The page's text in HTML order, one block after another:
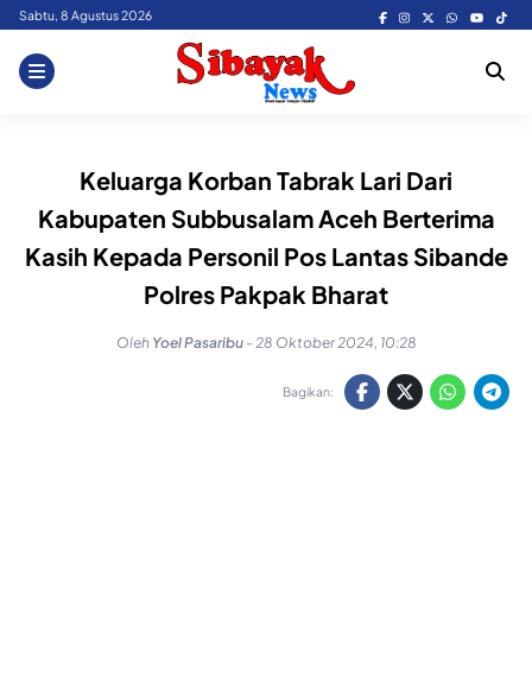
Skip
content
Sabtu, 8 Agustus 2026
Keluarga Korban Tabrak Lari Dari
Kabupaten Subbusalam Aceh Berterima
Kasih Kepada Personil Pos Lantas Sibande
Polres Pakpak Bharat
Oleh Yoel Pasaribu - 28 Oktober 2024, 10:28
Bagikan: